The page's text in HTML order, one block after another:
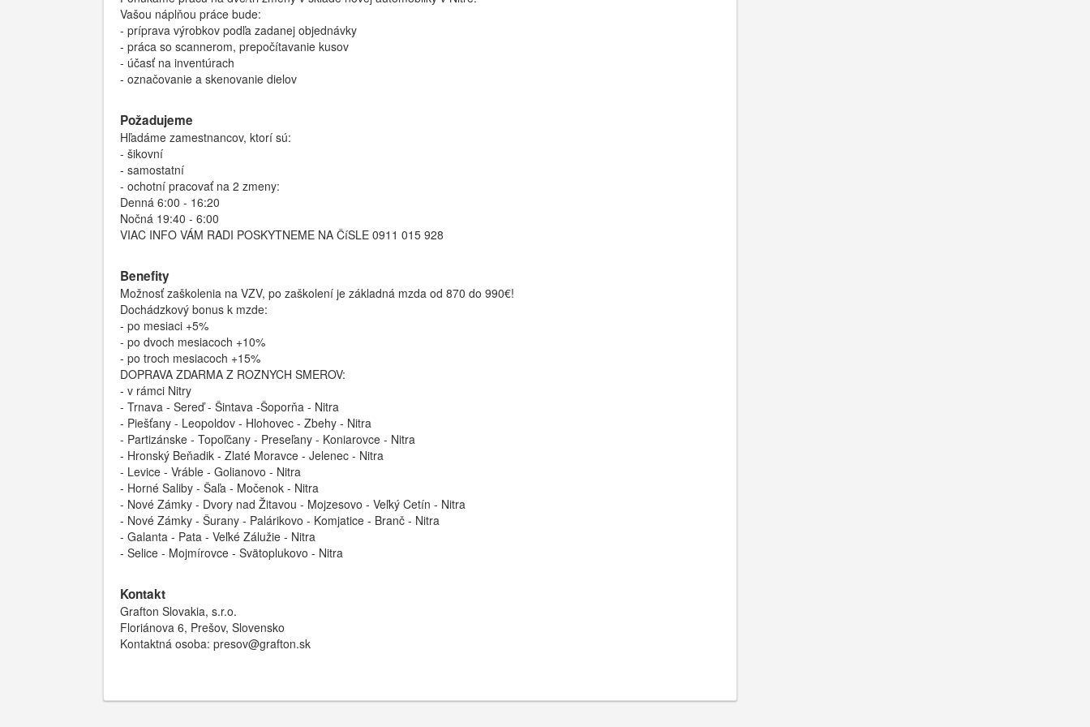
Vašou náplňou práce bude:
- príprava výrobkov podľa zadanej objednávky
- práca so scannerom, prepočítavanie kusov
- účasť na inventúrach
- označovanie a skenovanie dielov
Požadujeme
Hľadáme zamestnancov, ktorí sú:
- šikovní
- samostatní
- ochotní pracovať na 2 zmeny:
Denná 6:00 - 16:20
Nočná 19:40 - 6:00
VIAC INFO VÁM RADI POSKYTNEME NA ČíSLE 0911 015 928
Benefity
Možnosť zaškolenia na VZV, po zaškolení je základná mzda od 870 do 990€!
Dochádzkový bonus k mzde:
- po mesiaci +5%
- po dvoch mesiacoch +10%
- po troch mesiacoch +15%
DOPRAVA ZDARMA Z ROZNYCH SMEROV:
- v rámci Nitry
- Trnava - Sereď - Šintava -Šoporňa - Nitra
- Piešťany - Leopoldov - Hlohovec - Zbehy - Nitra
- Partizánske - Topoľčany - Preseľany - Koniarovce - Nitra
- Hronský Beňadik - Zlaté Moravce - Jelenec - Nitra
- Levice - Vráble - Golianovo - Nitra
- Horné Saliby - Šaľa - Močenok - Nitra
- Nové Zámky - Dvory nad Žitavou - Mojzesovo - Veľký Cetín - Nitra
- Nové Zámky - Šurany - Palárikovo - Komjatice - Branč - Nitra
- Galanta - Pata - Veľké Zálužie - Nitra
- Selice - Mojmírovce - Svätoplukovo - Nitra
Kontakt
Grafton Slovakia, s.r.o.
Floriánova 6, Prešov, Slovensko
Kontaktná osoba: presov@grafton.sk